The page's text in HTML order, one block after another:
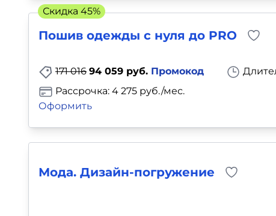
Пошив одежды с нуля до PRO
171 016 94 059 руб. Промокод
Рассрочка: 4 275 руб./мес.
Оформить
Скидка 45%
Мода. Дизайн-погружение